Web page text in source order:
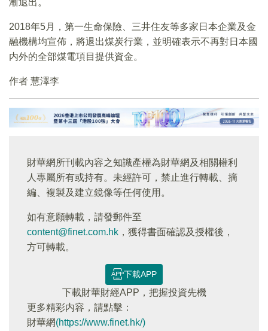
2018年5月，第一生命保險、三井住友等多家日本企業及金
融機構均宣佈，將退出煤炭行業，並明確表示不再對日本國
内外的全部煤電項目提供資金。
作者 慧澤李
財華網所刊載內容之知識產權為財華網及相關權利
人專屬所有或持有。未經許可，禁止進行轉載、摘
編、複製及建立鏡像等任何使用。
如有意願轉載，請發郵件至
content@finet.com.hk ，獲得書面確認及授權後，
方可轉載。
下載APP
下載財華財經APP，把握投資先機
更多精彩内容，請點擊：
財華網(https://www.finet.hk/)